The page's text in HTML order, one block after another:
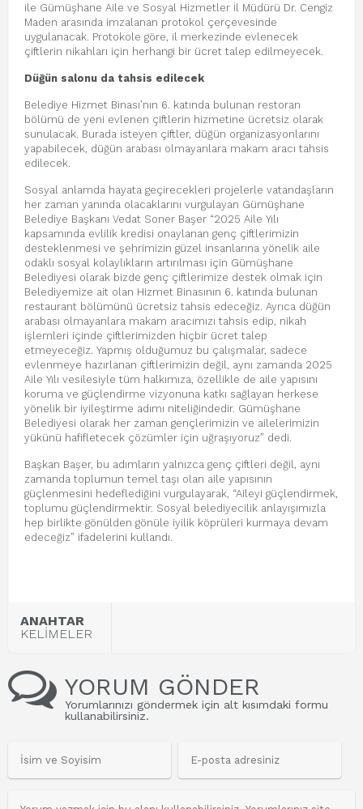
ile Gümüşhane Aile ve Sosyal Hizmetler İl Müdürü Dr. Cengiz
Maden arasında imzalanan protokol çerçevesinde
uygulanacak. Protokole göre, il merkezinde evlenecek
çiftlerin nikahları için herhangi bir ücret talep edilmeyecek.
Düğün salonu da tahsis edilecek
Belediye Hizmet Binası’nın 6. katında bulunan restoran
bölümü de yeni evlenen çiftlerin hizmetine ücretsiz olarak
sunulacak. Burada isteyen çiftler, düğün organizasyonlarını
yapabilecek, düğün arabası olmayanlara makam aracı tahsis
edilecek.
Sosyal anlamda hayata geçirecekleri projelerle vatandaşların
her zaman yanında olacaklarını vurgulayan Gümüşhane
Belediye Başkanı Vedat Soner Başer “2025 Aile Yılı
kapsamında evlilik kredisi onaylanan genç çiftlerimizin
desteklenmesi ve şehrimizin güzel insanlarına yönelik aile
odaklı sosyal kolaylıkların artırılması için Gümüşhane
Belediyesi olarak bizde genç çiftlerimize destek olmak için
Belediyemize ait olan Hizmet Binasının 6. katında bulunan
restaurant bölümünü ücretsiz tahsis edeceğiz. Ayrıca düğün
arabası olmayanlara makam aracımızı tahsis edip, nikah
işlemleri içinde çiftlerimizden hiçbir ücret talep
etmeyeceğiz. Yapmış olduğumuz bu çalışmalar, sadece
evlenmeye hazırlanan çiftlerimizin değil, aynı zamanda 2025
Aile Yılı vesilesiyle tüm halkımıza, özellikle de aile yapısını
koruma ve güçlendirme vizyonuna katkı sağlayan herkese
yönelik bir iyileştirme adımı niteliğindedir. Gümüşhane
Belediyesi olarak her zaman gençlerimizin ve ailelerimizin
yükünü hafifletecek çözümler için uğraşıyoruz” dedi.
Başkan Başer, bu adımların yalnızca genç çiftleri değil, aynı
zamanda toplumun temel taşı olan aile yapısının
güçlenmesini hedeflediğini vurgulayarak, “Aileyi güçlendirmek,
toplumu güçlendirmektir. Sosyal belediyecilik anlayışımızla
hep birlikte gönülden gönüle iyilik köprüleri kurmaya devam
edeceğiz” ifadelerini kullandı.
ANAHTAR
KELİMELER
YORUM GÖNDER
Yorumlarınızı göndermek için alt kısımdaki formu
kullanabilirsiniz.